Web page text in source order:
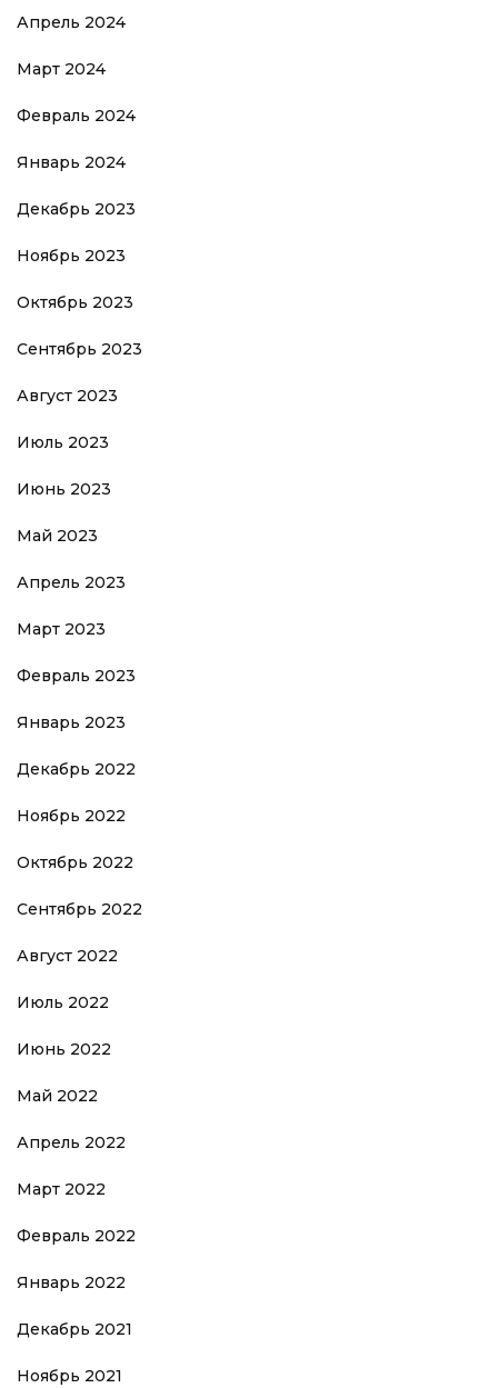
Апрель 2024
Март 2024
Февраль 2024
Январь 2024
Декабрь 2023
Ноябрь 2023
Октябрь 2023
Сентябрь 2023
Август 2023
Июль 2023
Июнь 2023
Май 2023
Апрель 2023
Март 2023
Февраль 2023
Январь 2023
Декабрь 2022
Ноябрь 2022
Октябрь 2022
Сентябрь 2022
Август 2022
Июль 2022
Июнь 2022
Май 2022
Апрель 2022
Март 2022
Февраль 2022
Январь 2022
Декабрь 2021
Ноябрь 2021